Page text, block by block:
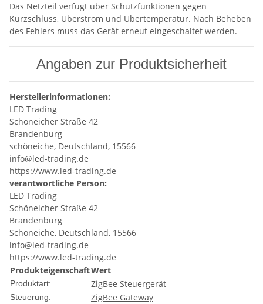
Das Netzteil verfügt über Schutzfunktionen gegen
Kurzschluss, Überstrom und Übertemperatur. Nach Beheben
des Fehlers muss das Gerät erneut eingeschaltet werden.
Angaben zur Produktsicherheit
Herstellerinformationen:
LED Trading
Schöneicher Straße 42
Brandenburg
schöneiche, Deutschland, 15566
info@led-trading.de
https://www.led-trading.de
verantwortliche Person:
LED Trading
Schöneicher Straße 42
Brandenburg
Schöneiche, Deutschland, 15566
info@led-trading.de
https://www.led-trading.de
ProdukteigenschaftWert
Produktart: ZigBee Steuergerät
Steuerung: ZigBee Gateway